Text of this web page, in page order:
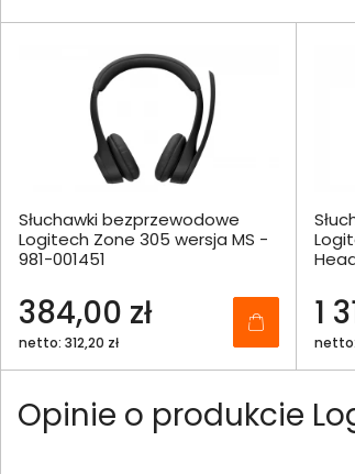
Słuchawki bezprzewodowe
Logitech Zone 305 wersja MS -
981-001451
384,00 zł
netto: 312,20 zł
1
netto:
Opinie o produkcie